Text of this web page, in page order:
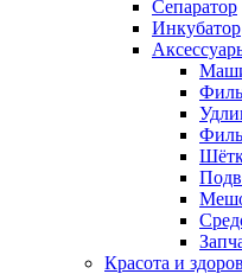
Сепаратор
Инкубатор
Красота и